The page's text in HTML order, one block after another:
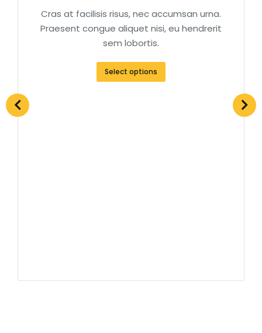
Cras at facilisis risus, nec accumsan urna.
Praesent congue aliquet nisi, eu hendrerit
sem lobortis.
Select options